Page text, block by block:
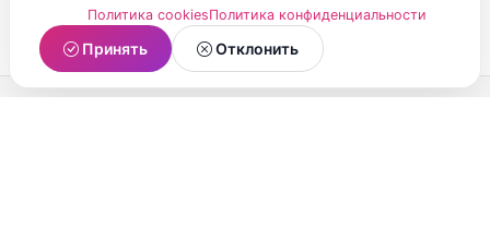
Политика cookiesПолитика конфиденциальности
Принять Отклонить